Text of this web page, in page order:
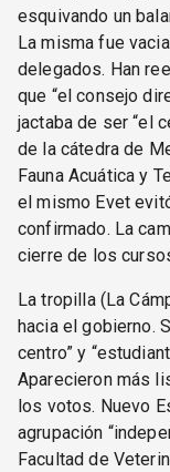
esquivando un
La misma fue
delegados. Han
que “el consejo
jactaba de ser “el
de la cátedra de
Fauna Acuática y
el mismo Evet
confirmado. La
cierre de los
La tropilla (La
hacia el gobierno.
centro” y
Aparecieron más
los votos. Nuevo
agrupación
Facultad de